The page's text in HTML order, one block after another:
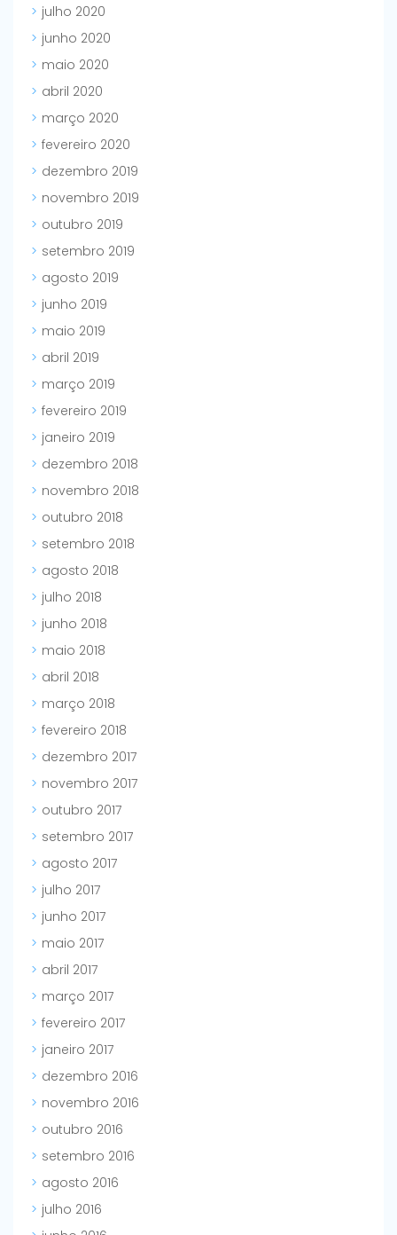
julho 2020
junho 2020
maio 2020
abril 2020
março 2020
fevereiro 2020
dezembro 2019
novembro 2019
outubro 2019
setembro 2019
agosto 2019
junho 2019
maio 2019
abril 2019
março 2019
fevereiro 2019
janeiro 2019
dezembro 2018
novembro 2018
outubro 2018
setembro 2018
agosto 2018
julho 2018
junho 2018
maio 2018
abril 2018
março 2018
fevereiro 2018
dezembro 2017
novembro 2017
outubro 2017
setembro 2017
agosto 2017
julho 2017
junho 2017
maio 2017
abril 2017
março 2017
fevereiro 2017
janeiro 2017
dezembro 2016
novembro 2016
outubro 2016
setembro 2016
agosto 2016
julho 2016